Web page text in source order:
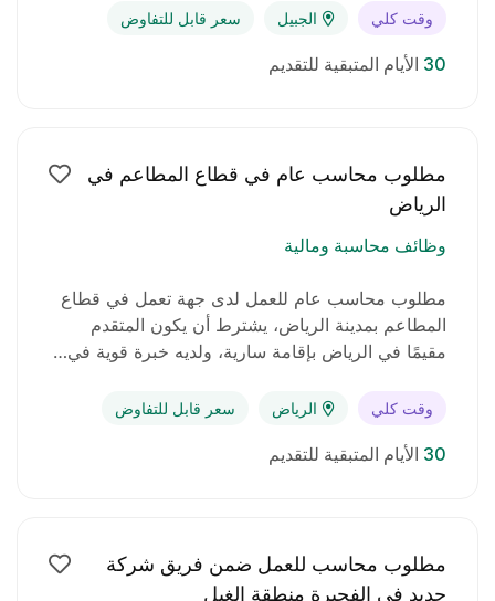
راتب يتم تحديده بعد المقابلة
بيئة عمل داخل مطعم
والمطاعم
وقت كلي الجبيل سعر قابل للتفاوض
30 الأيام المتبقية للتقديم
مطلوب محاسب عام في قطاع المطاعم في
الرياض
وظائف محاسبة ومالية
مطلوب محاسب عام للعمل لدى جهة تعمل في قطاع
المطاعم بمدينة الرياض، يشترط أن يكون المتقدم
مقيمًا في الرياض بإقامة سارية، ولديه خبرة قوية في…
وقت كلي الرياض سعر قابل للتفاوض
30 الأيام المتبقية للتقديم
مطلوب محاسب للعمل ضمن فريق شركة
حديد في الفجيرة منطقة الغيل